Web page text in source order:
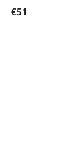
€51